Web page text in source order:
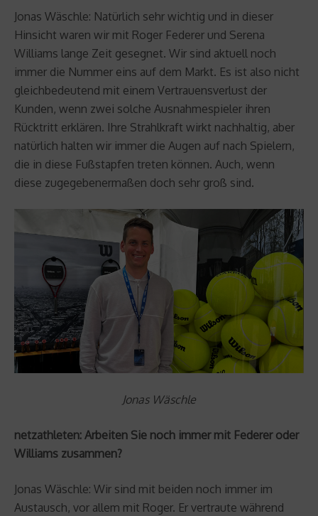
Jonas Wäschle: Natürlich sehr wichtig und in dieser
Hinsicht waren wir mit Roger Federer und Serena
Williams lange Zeit gesegnet. Wir sind aktuell noch
immer die Nummer eins auf dem Markt. Es ist also nicht
gleichbedeutend mit einem Vertrauensverlust der
Kunden, wenn zwei solche Ausnahmespieler ihren
Rücktritt erklären. Ihre Strahlkraft wirkt nachhaltig, aber
natürlich halten wir immer die Augen auf nach Spielern,
die in diese Fußstapfen treten können. Auch, wenn
diese zugegebenermaßen doch sehr groß sind.
Jonas Wäschle
netzathleten: Arbeiten Sie noch immer mit Federer oder
Williams zusammen?
Jonas Wäschle: Wir sind mit beiden noch immer im
Austausch, vor allem mit Roger. Er vertraute während